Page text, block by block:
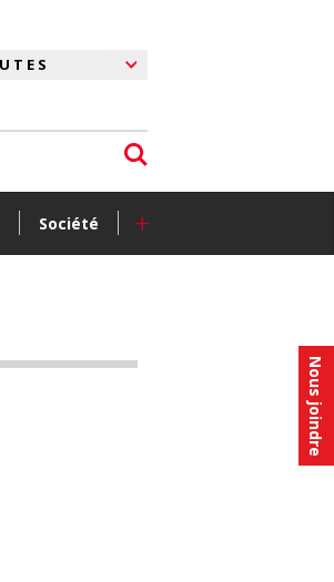
Nous joindre
Société +